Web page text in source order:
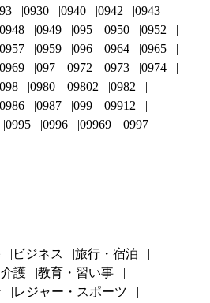
0930 0940 0942
0943
0948 0949 095 0950
0952
0957 0959 096 0964
0965
0969 097 0972 0973
0974
098 0980 09802
0982
0986 0987 099
09912
0995 0996 09969 0997
ビジネス
旅行・宿泊
護
教育・習い事
レジャー・スポーツ